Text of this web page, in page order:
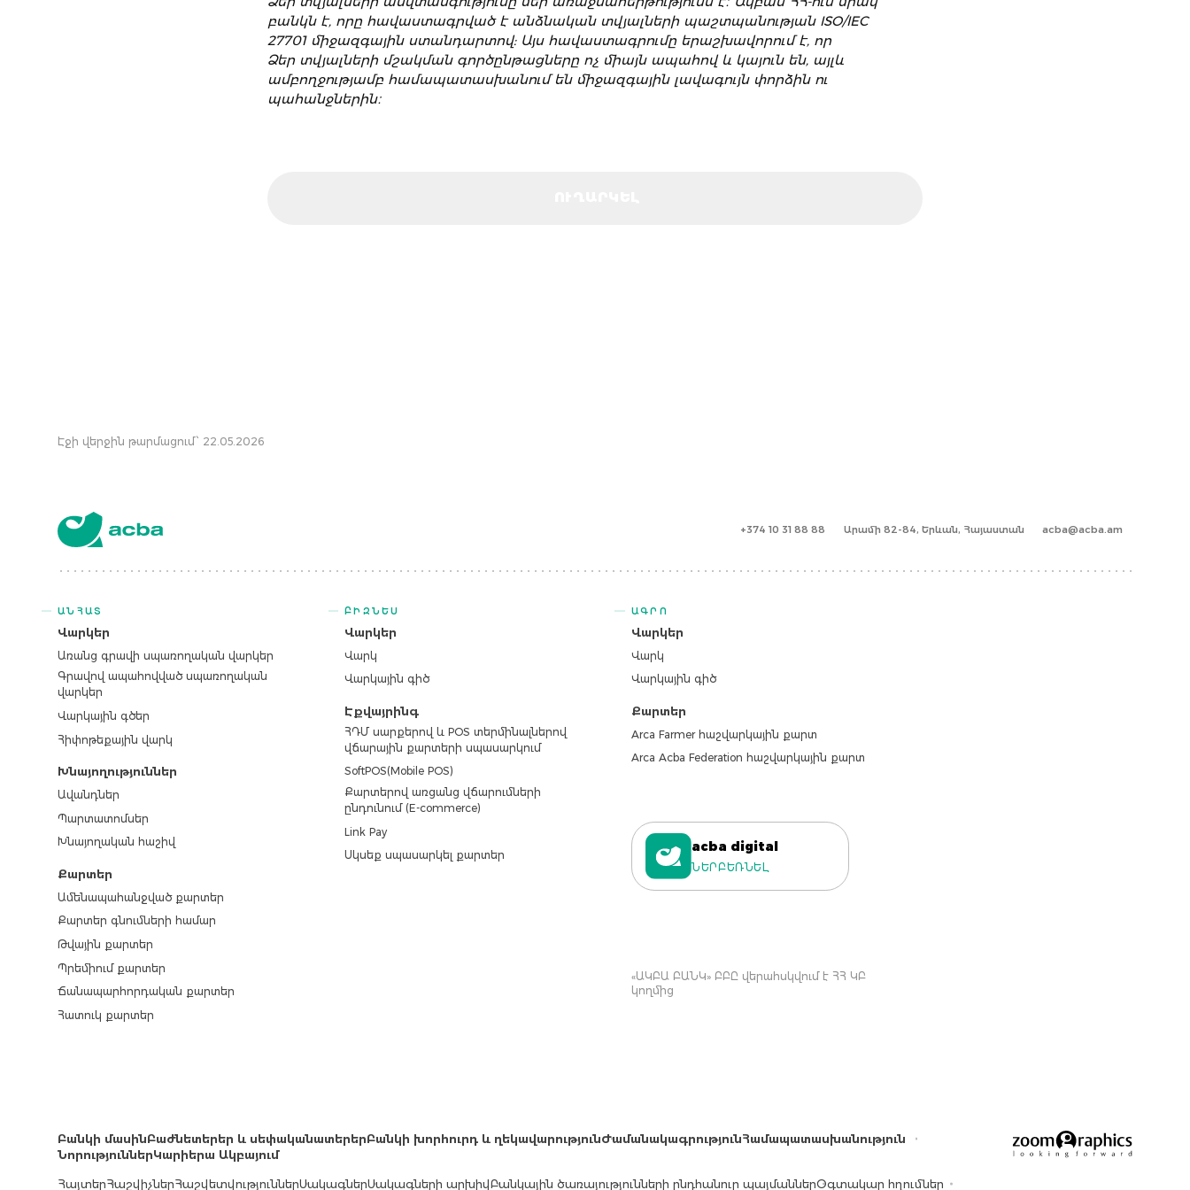
մատուցվող ծառայությունների հետ կապված ցանկացած տեղեկատվության
վերաբերյալ:
բանկն է, որը հավաստագրված է անձնական տվյալների պաշտպանության ISO/IEC
27701 միջազգային ստանդարտով: Այս հավաստագրումը երաշխավորում է, որ
Ձեր տվյալների մշակման գործընթացները ոչ միայն ապահով և կայուն են, այլև
ամբողջությամբ համապատասխանում են միջազգային լավագույն փորձին ու
պահանջներին։
Էջի վերջին թարմացում՝ 22.05.2026
+374 10 31 88 88 Արամի 82-84, Երևան, Հայաստան acba@acba.am
ԱՆՀԱՏ
Վարկեր
Առանց գրավի սպառողական վարկեր
Գրավով ապահովված սպառողական
վարկեր
Վարկային գծեր
Հիփոթեքային վարկ
Խնայողություններ
Ավանդներ
Պարտատոմսեր
Խնայողական հաշիվ
Քարտեր
Ամենապահանջված քարտեր
Քարտեր գնումների համար
Թվային քարտեր
Պրեմիում քարտեր
Ճանապարհորդական քարտեր
Հատուկ քարտեր
ԲԻԶՆԵՍ
Վարկեր
Վարկ
Վարկային գիծ
Էքվայրինգ
ՀԴՄ սարքերով և POS տերմինալներով
վճարային քարտերի սպասարկում
SoftPOS(Mobile POS)
Քարտերով առցանց վճարումների
ընդունում (E-commerce)
Link Pay
Սկսեք սպասարկել քարտեր
ԱԳՐՈ
Վարկեր
Վարկ
Վարկային գիծ
Քարտեր
Arca Farmer հաշվարկային քարտ
Arca Acba Federation հաշվարկային քարտ
acba digital
ՆԵՐԲԵՌՆԵԼ
«ԱԿԲԱ ԲԱՆԿ» ԲԲԸ վերահսկվում է ՀՀ ԿԲ
կողմից
Բանկի մասինԲաժնետերեր և սեփականատերերԲանկի խորհուրդ և ղեկավարությունԺամանակագրությունՀամապատասխանություն
ՆորություններԿարիերա Ակբայում
ՀայտերՀաշվիչներՀաշվետվություններՍակագներՍակագների արխիվԲանկային ծառայությունների ընդհանուր պայմաններՕգտակար հղումներ